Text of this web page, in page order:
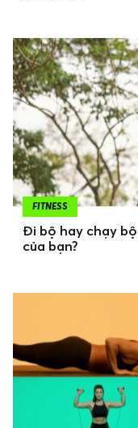
FITNESS
Đi bộ hay chạy
của bạn?